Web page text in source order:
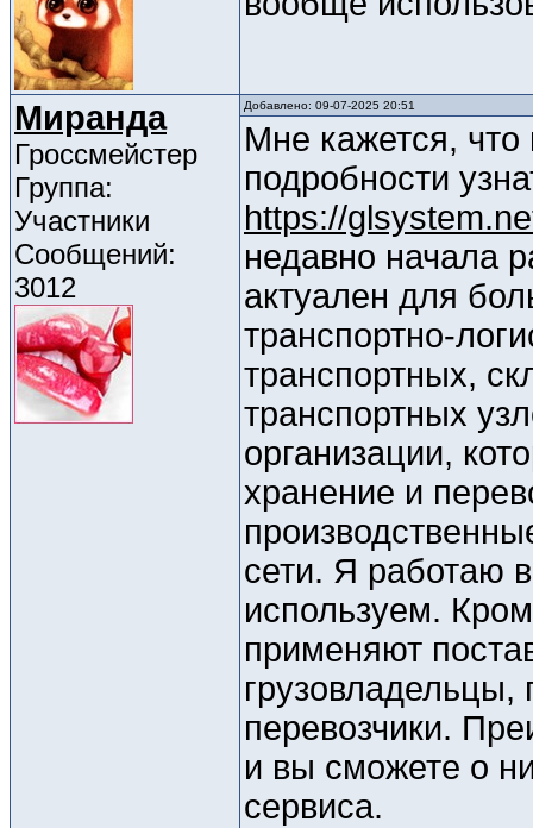
Миранда
Гроссмейстер
Группа:
Участники
Сообщений:
3012
Добавлено: 09-07-2025 20:51
Мне кажется,
подробности
https://
недавно начала
актуален для
транспортно-
транспортных,
транспортных
организации,
хранение и
сети. Я работаю
используем.
применяют
грузовладельцы,
перевозчики.
и вы сможете о
сервиса.